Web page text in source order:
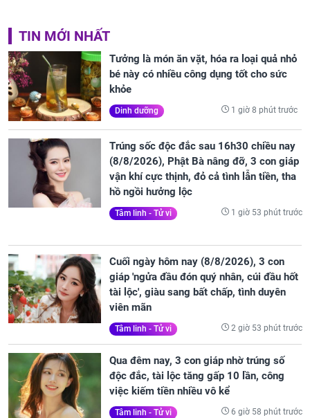
TIN MỚI NHẤT
Tưởng là món ăn vặt, hóa ra loại quả nhỏ
bé này có nhiều công dụng tốt cho sức
khỏe
Dinh dưỡng 1 giờ 8 phút trước
Trúng sốc độc đắc sau 16h30 chiều nay
(8/8/2026), Phật Bà nâng đỡ, 3 con giáp
vận khí cực thịnh, đỏ cả tình lẫn tiền, tha
hồ ngồi hưởng lộc
Tâm linh - Tử vi 1 giờ 53 phút trước
Cuối ngày hôm nay (8/8/2026), 3 con
giáp 'ngửa đầu đón quý nhân, cúi đầu hốt
tài lộc', giàu sang bất chấp, tình duyên
viên mãn
Tâm linh - Tử vi 2 giờ 53 phút trước
Qua đêm nay, 3 con giáp nhờ trúng số
độc đắc, tài lộc tăng gấp 10 lần, công
việc kiếm tiền nhiều vô kể
Tâm linh - Tử vi 6 giờ 58 phút trước